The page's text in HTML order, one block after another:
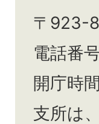
〒923-
電話番
開庁時
支所は